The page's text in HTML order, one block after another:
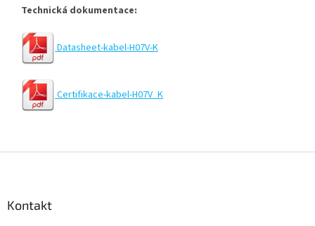
Technická dokumentace:
Datasheet-kabel-H07V-K
Certifikace-kabel-H07V_K
Kontakt